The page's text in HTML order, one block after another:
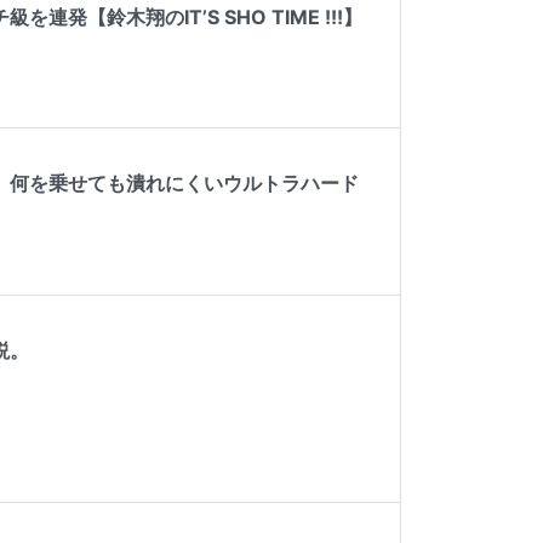
を連発【鈴木翔のIT’S SHO TIME !!!】
を乗せても潰れにくいウルトラハード